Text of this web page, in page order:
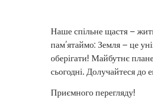
Наше спільне щастя –
пам’ятаймо: Земля – це
оберігати! Майбутнє
сьогодні. Долучайтеся до
Приємного перегляду!